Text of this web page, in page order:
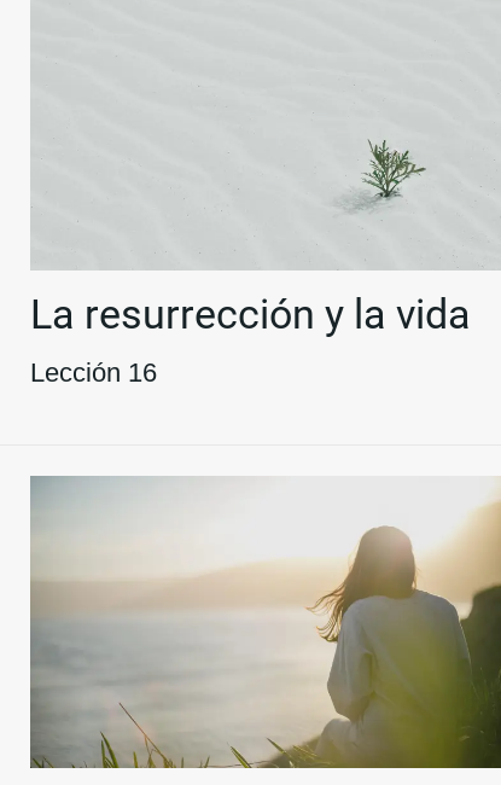
La resurrección y la vida
Lección 16